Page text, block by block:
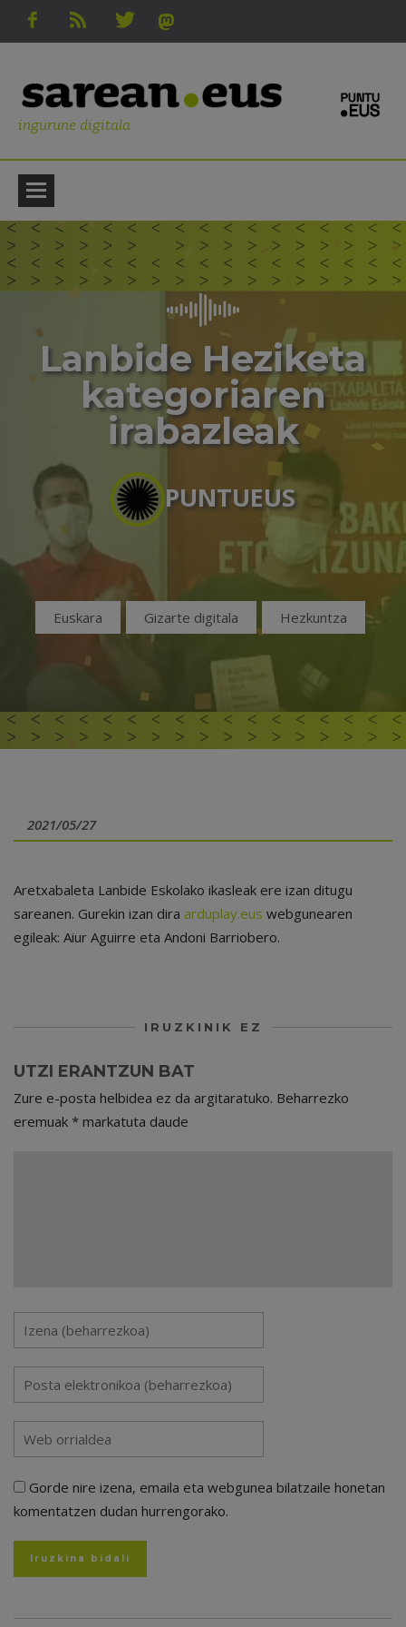
ingurune digitala
Lanbide Heziketa
kategoriaren
irabazleak
PUNTUEUS
Euskara Gizarte digitala Hezkuntza
2021/05/27
Aretxabaleta Lanbide Eskolako ikasleak ere izan ditugu
sareanen. Gurekin izan dira arduplay.eus webgunearen
egileak: Aiur Aguirre eta Andoni Barriobero.
IRUZKINIK EZ
UTZI ERANTZUN BAT
Zure e-posta helbidea ez da argitaratuko. Beharrezko
eremuak * markatuta daude
Gorde nire izena, emaila eta webgunea bilatzaile honetan
komentatzen dudan hurrengorako.